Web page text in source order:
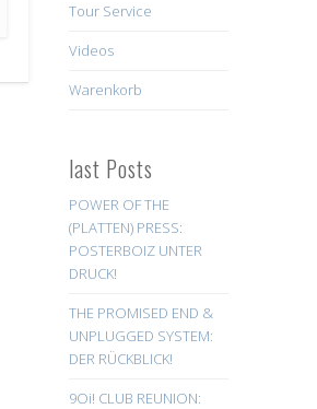
Tour Service
Videos
Warenkorb
last Posts
POWER OF THE
(PLATTEN) PRESS:
POSTERBOIZ UNTER
DRUCK!
THE PROMISED END &
UNPLUGGED SYSTEM:
DER RÜCKBLICK!
9Oi! CLUB REUNION: